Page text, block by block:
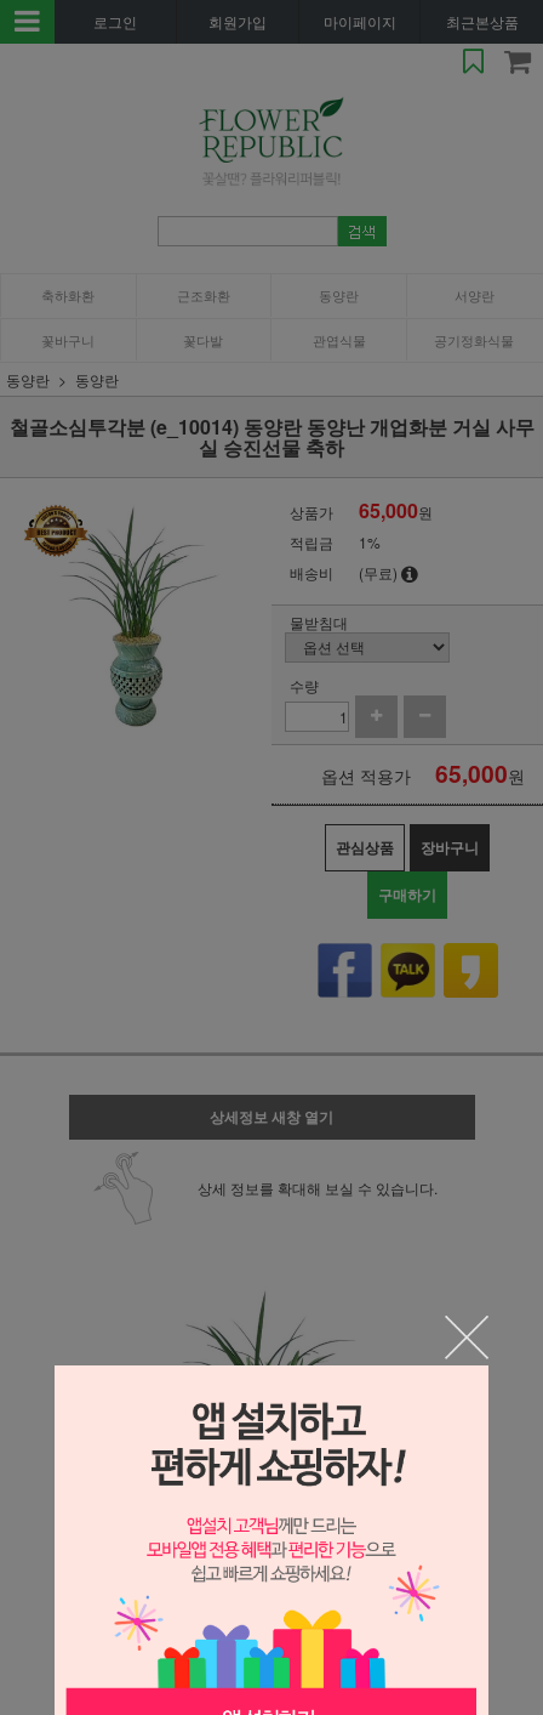
로그인 회원가입 마이페이지 최근본상품
축하화환 근조화환 동양란 서양란
꽃바구니 꽃다발 관엽식물 공기정화식물
동양란 동양란
철골소심투각분 (e_10014) 동양란 동양난 개업화분 거실 사무
실 승진선물 축하
상품가 65,000원
적립금
1%
배송비
(무료)
물받침대
수량
옵션 적용가 65,000원
관심상품 장바구니
구매하기
상세정보 새창 열기
상세 정보를 확대해 보실 수 있습니다.